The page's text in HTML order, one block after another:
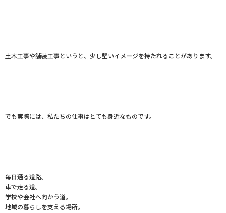
土木工事や舗装工事というと、少し堅いイメージを持たれることがあります。
でも実際には、私たちの仕事はとても身近なものです。
毎日通る道路。
車で走る道。
学校や会社へ向かう道。
地域の暮らしを支える場所。